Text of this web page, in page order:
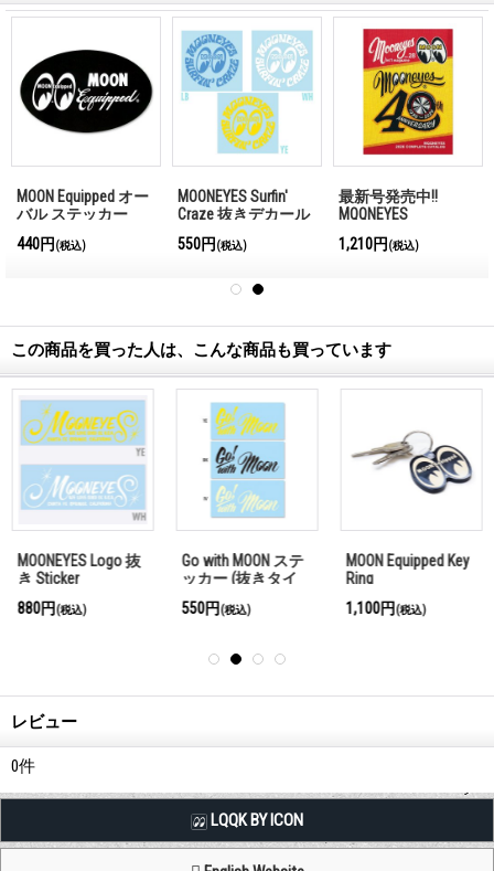
MOON Equipped オー
バル ステッカー
440円 (税込)
MOONEYES Surfin'
Craze 抜きデカール
550円 (税込)
最新号発売中!!
MQQNEYES
Magazine No.28 2026
1,210円 (税込)
この商品を買った人は、こんな商品も買っています
MOONEYES Logo 抜
き Sticker
880円(税込)
Go with MOON ステ
ッカー (抜きタイ
550円(税込)
MOON Equipped Key
Ring
1,100円(税込)
レビュー
0件
LQQK BY ICON